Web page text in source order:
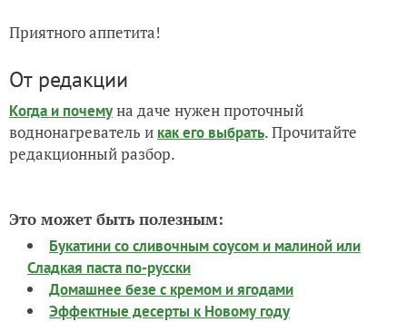
Приятного аппетита!
От редакции
Когда и почемуна даче нужен проточный
воднонагреватель и как его выбрать. Прочитайте
редакционный разбор.
Это может быть полезным:
Букатини со сливочным соусом и малиной или
Сладкая паста по-русски
Домашнее безе с кремом и ягодами
Эффектные десерты к Новому году